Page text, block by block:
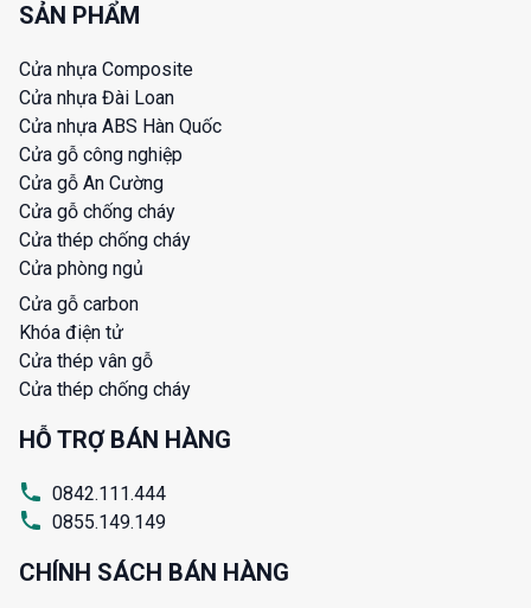
SẢN PHẨM
Cửa nhựa Composite
Cửa nhựa Đài Loan
Cửa nhựa ABS Hàn Quốc
Cửa gỗ công nghiệp
Cửa gỗ An Cường
Cửa gỗ chống cháy
Cửa thép chống cháy
Cửa phòng ngủ
Cửa gỗ carbon
Khóa điện tử
Cửa thép vân gỗ
Cửa thép chống cháy
HỖ TRỢ BÁN HÀNG
0842.111.444
0855.149.149
CHÍNH SÁCH BÁN HÀNG